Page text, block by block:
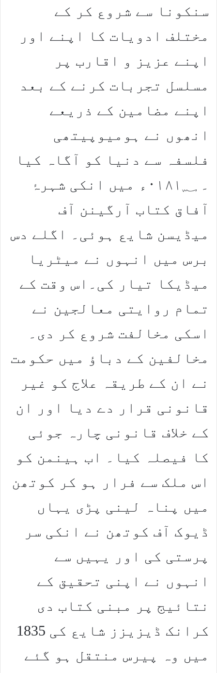
سنکونا سے شروع کر کے
مختلف ادویات کا اپنے اور
اپنے عزیز و اقارب پر
مسلسل تجربات کرنے کے بعد
اپنے مضامین کے ذریعے
انھوں نے ہومیوپیتھی
فلسفہ سے دنیا کو آگاہ کیا
۔ ۰۱۸۱؁ء میں انکی شہرۂ
آفاق کتاب آرگینن آف
میڈیسن شایع ہوئی۔ اگلے دس
برس میں انہوں نے میٹریا
میڈیکا تیار کی۔اس وقت کے
تمام روایتی معالجین نے
اسکی مخالفت شروع کر دی۔
مخالفین کے دباؤ میں حکومت
نے ان کے طریقہ علاج کو غیر
قانونی قرار دے دیا اور ان
کے خلاف قانونی چارہ جوئی
کا فیصلہ کیا۔ اب ہینمن کو
اس ملک سے فرار ہو کر کوتھن
میں پناہ لینی پڑی یہاں
ڈیوک آف کوتھن نے انکی سر
پرستی کی اور یہیں سے
انہوں نے اپنی تحقیق کے
نتائیج پر مبنی کتاب دی
کرانک ڈیزیزز شایع کی 1835
میں وہ پیرس منتقل ہو گئے